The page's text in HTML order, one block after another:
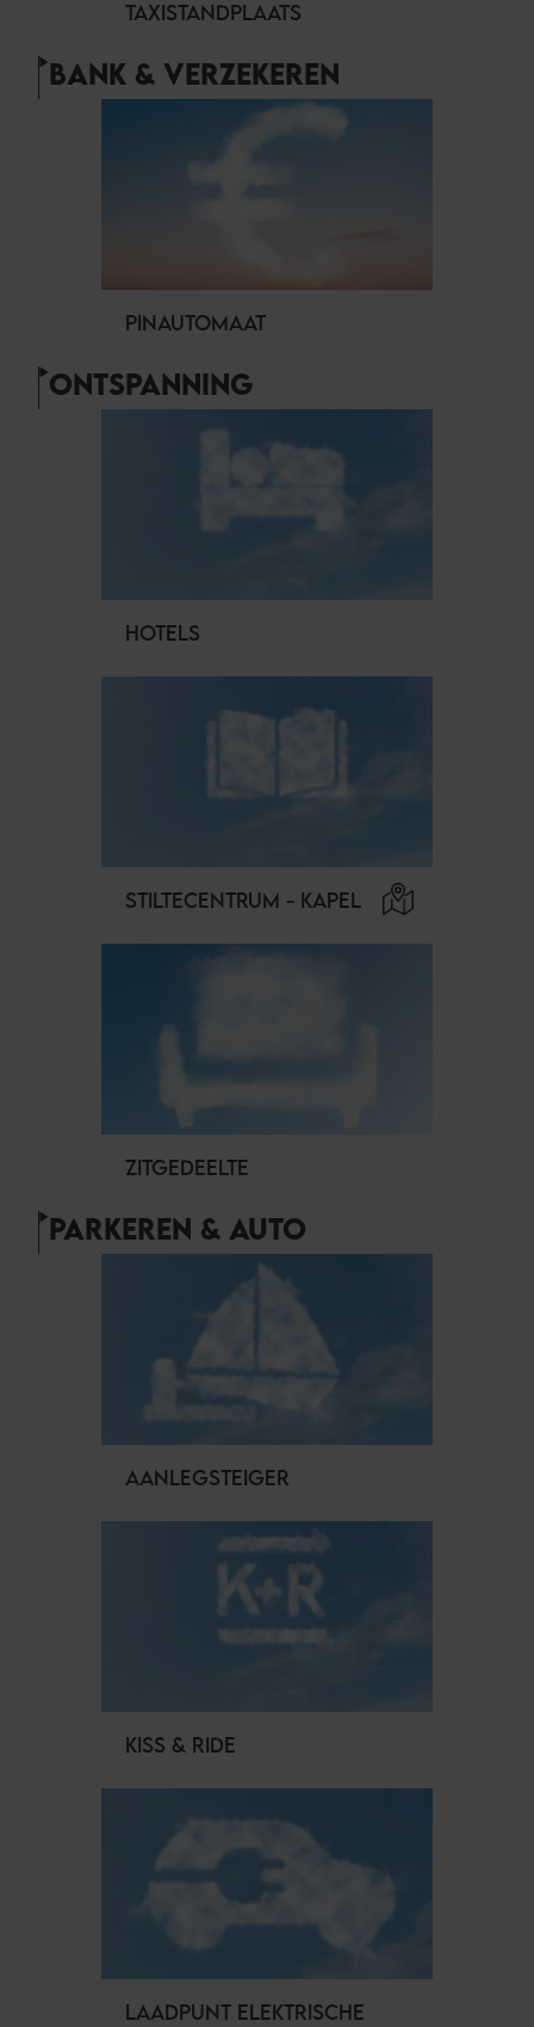
TAXISTANDPLAATS
BANK & VERZEKEREN
PINAUTOMAAT
ONTSPANNING
HOTELS
STILTECENTRUM - KAPEL
ZITGEDEELTE
PARKEREN & AUTO
AANLEGSTEIGER
KISS & RIDE
LAADPUNT ELEKTRISCHE